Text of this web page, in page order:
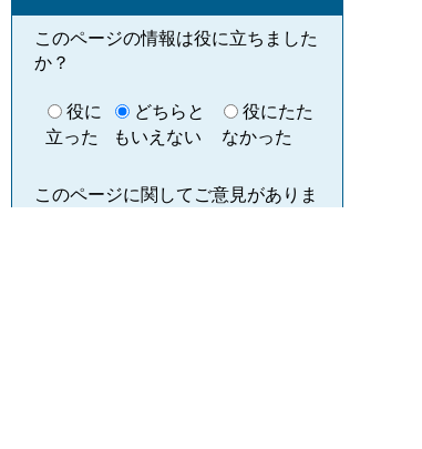
このページの情報は役に立ちました
か？
役に
立った
どちらと
もいえない
役にたた
なかった
このページに関してご意見がありま